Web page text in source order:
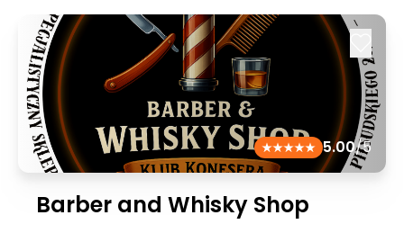
5.00/5
Barber and Whisky Shop